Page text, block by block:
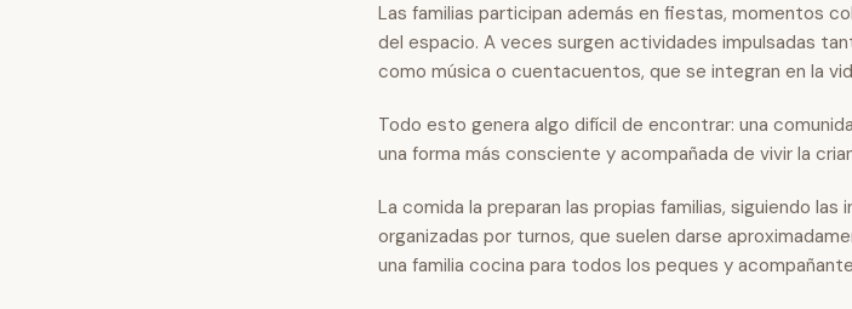
Las familias participan además en fiestas, momentos
del espacio. A veces surgen actividades impulsadas
como música o cuentacuentos, que se integran en la
Todo esto genera algo difícil de encontrar: una
una forma más consciente y acompañada de vivir la
La comida la preparan las propias familias, siguiendo
organizadas por turnos, que suelen darse
una familia cocina para todos los peques y